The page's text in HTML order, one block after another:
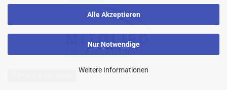
Alle Akzeptieren
Nur Notwendige
Weitere Informationen